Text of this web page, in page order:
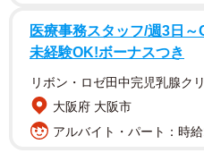
医療事務スタッフ/週3日
未経験OK!ボーナスつき
リボン・ロゼ田中完児乳腺ク
大阪府 大阪市
アルバイト・パート：時